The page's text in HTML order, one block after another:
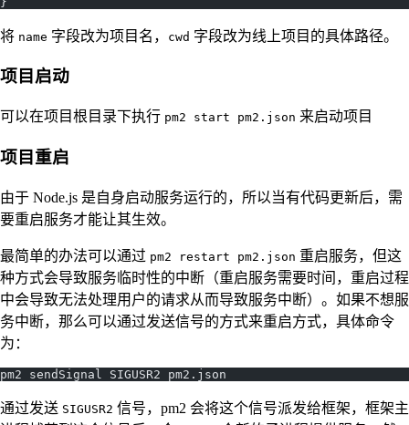
将 name 字段改为项目名， cwd 字段改为线上项目的具体路径。
项目启动
可以在项目根目录下执行 pm2 start pm2.json 来启动项目
项目重启
由于 Node.js 是自身启动服务运行的，所以当有代码更新后，需
要重启服务才能让其生效。
最简单的办法可以通过 pm2 restart pm2.json 重启服务，但这
种方式会导致服务临时性的中断（重启服务需要时间，重启过程
中会导致无法处理用户的请求从而导致服务中断）。如果不想服
务中断，那么可以通过发送信号的方式来重启方式，具体命令
为：
pm2 sendSignal SIGUSR2 pm2.json
通过发送 SIGUSR2 信号，pm2 会将这个信号派发给框架，框架主